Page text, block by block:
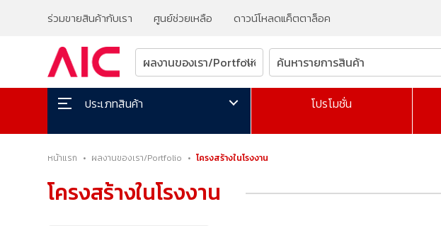
ร่วมขายสินค้ากับเรา ศูนย์ช่วยเหลือ ดาวน์โหลดแค็ตตาล็อค
ประเภทสินค้า โปรโมชั่น
หน้าแรก • ผลงานของเรา/Portfolio • โครงสร้างในโรงงาน
โครงสร้างในโรงงาน